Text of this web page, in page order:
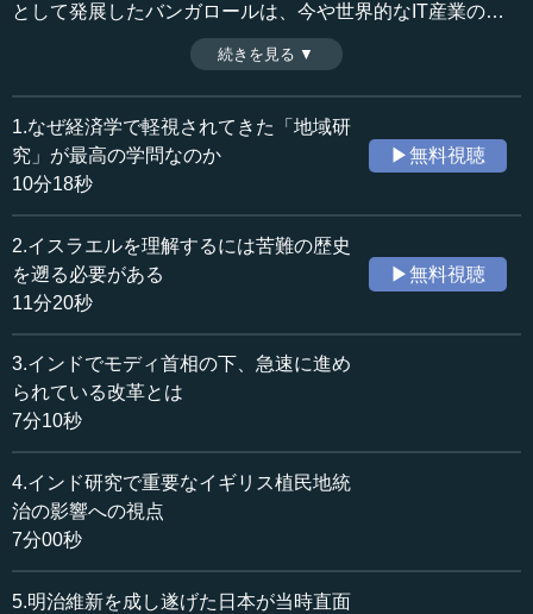
として発展したバンガロールは、今や世界的なIT産業の中
心地となり、インドの発展を牽引している。インドは若い
人口も多く、今後も発展し続けると考えられるが、世界の
リーダー国としての資質をこれから身につけていく必要が
ある。モディ首相が主導するトップダウン型のさまざまな
改革が、インドの国際的な立ち位置をどのように変えてい
くのか、今後も注視していく必要がある。（全8話中第3
収録日：2020年4月7日
追加日：2020年11月28日
カテゴリー：
国際
アジア・オセアニア
≪全文≫
●アメリカ、中国に次ぐ経済大国としての道を歩んで
次にインドについて考えてみたいと思います。
インドについて日本だけでなく世界中が関心を持ってい
13億人で、間も無く中国を追い抜くといわれています。し
かも、まだまだ人口構成が若いのです。経済発展の最大の
要因は人口ですから、このような傾向が続けば、やがてイ
ンドは第3の強力な経済国家になるかもしれません。
続きを見る ▼
1.なぜ経済学で軽視されてきた「地域研
究」が最高の学問なのか
10分18秒
▶無料視聴
2.イスラエルを理解するには苦難の歴史
を遡る必要がある
11分20秒
▶無料視聴
3.インドでモディ首相の下、急速に進め
られている改革とは
7分10秒
4.インド研究で重要なイギリス植民地統
治の影響への視点
7分00秒
5.明治維新を成し遂げた日本が当時直面